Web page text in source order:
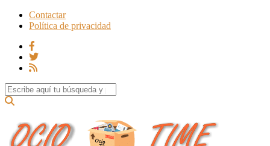
Contactar
Política de privacidad
Search for: